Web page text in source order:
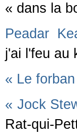
« dans la
Peadar
j'ai l'feu au
« Le
« Jock
Rat-qui-